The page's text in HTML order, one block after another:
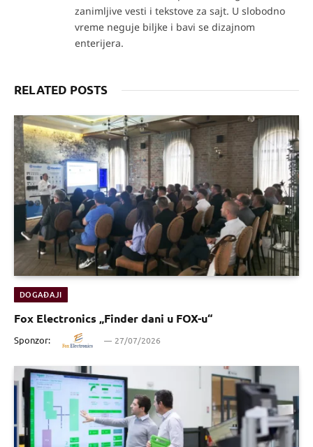
zanimljive vesti i tekstove za sajt. U slobodno
vreme neguje biljke i bavi se dizajnom
enterijera.
RELATED POSTS
DOGAĐAJI
Fox Electronics „Finder dani u FOX-u“
Sponzor: 27/07/2026